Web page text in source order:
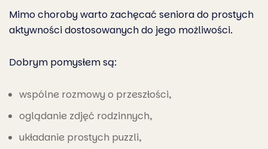
Mimo choroby warto zachęcać seniora do prostych
aktywności dostosowanych do jego możliwości.
Dobrym pomysłem są:
wspólne rozmowy o przeszłości,
oglądanie zdjęć rodzinnych,
układanie prostych puzzli,